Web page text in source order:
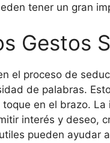
tener un gran
Gestos
el proceso de
de palabras.
en el brazo.
interés y deseo,
pueden ayudar